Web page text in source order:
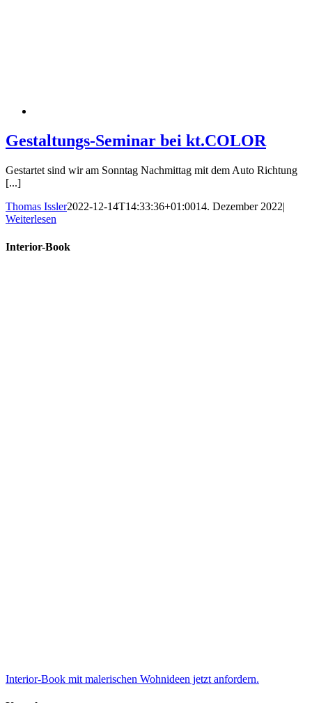
Gestaltungs-Seminar bei kt.COLOR
Gestartet sind wir am Sonntag Nachmittag mit dem Auto Richtung
[...]
Thomas Issler2022-12-14T14:33:36+01:0014. Dezember 2022|
Weiterlesen
Interior-Book
Interior-Book mit malerischen Wohnideen jetzt anfordern.